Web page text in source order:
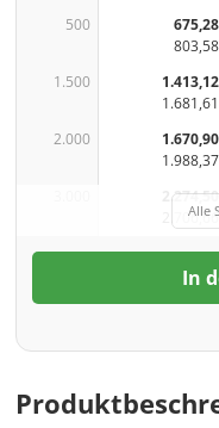
500
1.500
2.000
Alle
In